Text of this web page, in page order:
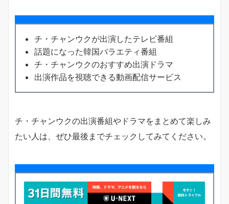
チ・チャンウクが出演したテレビ番組
話題になった韓国バラエティ番組
チ・チャンウクのおすすめ出演ドラマ
出演作品を視聴できる動画配信サービス
チ・チャンウクの出演番組やドラマをまとめて楽しみ
たい人は、ぜひ最後までチェックしてみてください。